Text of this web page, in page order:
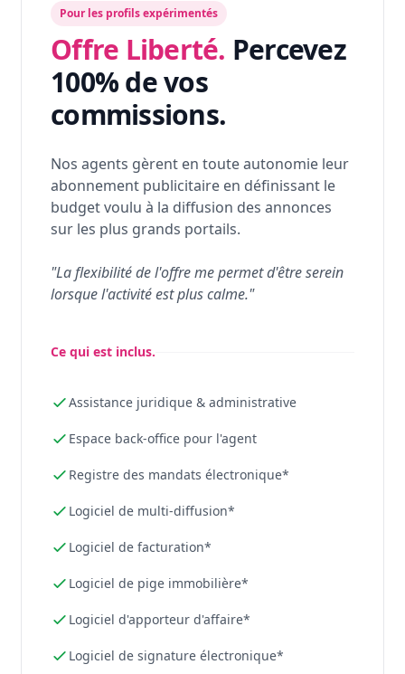
Pour les profils expérimentés
Offre Liberté. Percevez
100% de vos
commissions.
Nos agents gèrent en toute autonomie leur
abonnement publicitaire en définissant le
budget voulu à la diffusion des annonces
sur les plus grands portails.
"La flexibilité de l'offre me permet d'être serein
lorsque l'activité est plus calme."
Ce qui est inclus.
Assistance juridique & administrative
Espace back-office pour l'agent
Registre des mandats électronique*
Logiciel de multi-diffusion*
Logiciel de facturation*
Logiciel de pige immobilière*
Logiciel d'apporteur d'affaire*
Logiciel de signature électronique*